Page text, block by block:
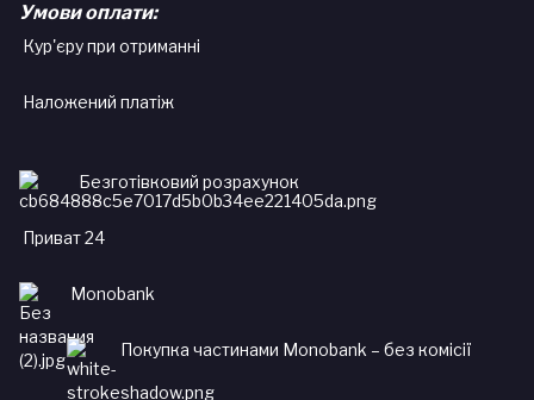
Умови оплати:
Кур'єру при отриманні
Наложений платіж
Безготівковий розрахунок
Приват 24
Monobank
Покупка частинами Monobank – без комісії